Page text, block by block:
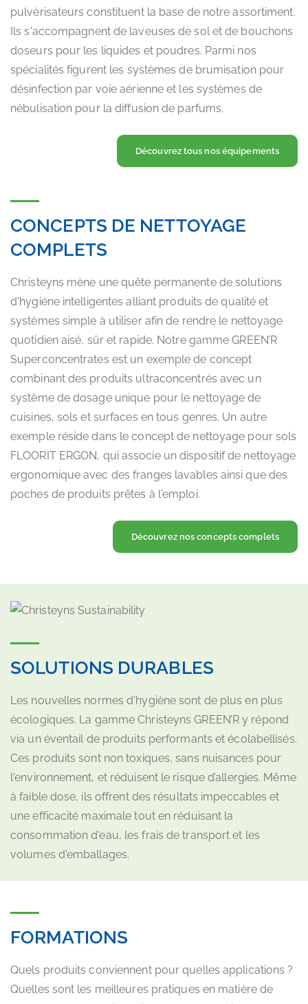
pulvérisateurs constituent la base de notre assortiment.
Ils s'accompagnent de laveuses de sol et de bouchons
doseurs pour les liquides et poudres. Parmi nos
spécialités figurent les systèmes de brumisation pour
désinfection par voie aérienne et les systèmes de
nébulisation pour la diffusion de parfums.
Découvrez tous nos équipements
CONCEPTS DE NETTOYAGE
COMPLETS
Christeyns mène une quête permanente de solutions
d'hygiène intelligentes alliant produits de qualité et
systèmes simple à utiliser afin de rendre le nettoyage
quotidien aisé, sûr et rapide. Notre gamme GREEN’R
Superconcentrates est un exemple de concept
combinant des produits ultraconcentrés avec un
système de dosage unique pour le nettoyage de
cuisines, sols et surfaces en tous genres. Un autre
exemple réside dans le concept de nettoyage pour sols
FLOORIT ERGON, qui associe un dispositif de nettoyage
ergonomique avec des franges lavables ainsi que des
poches de produits prêtes à l'emploi.
Découvrez nos concepts complets
SOLUTIONS DURABLES
Les nouvelles normes d'hygiène sont de plus en plus
écologiques. La gamme Christeyns GREEN’R y répond
via un éventail de produits performants et écolabellisés.
Ces produits sont non toxiques, sans nuisances pour
l'environnement, et réduisent le risque d’allergies. Même
à faible dose, ils offrent des résultats impeccables et
une efficacité maximale tout en réduisant la
consommation d'eau, les frais de transport et les
volumes d'emballages.
FORMATIONS
Quels produits conviennent pour quelles applications ?
Quelles sont les meilleures pratiques en matière de